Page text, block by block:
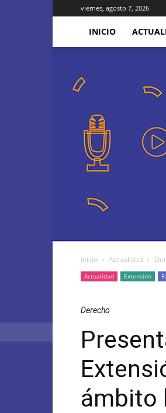
viernes, agosto 7, 2026
INICIO
Inicio Actualidad
Actualidad Extensión
Derecho
ámbito